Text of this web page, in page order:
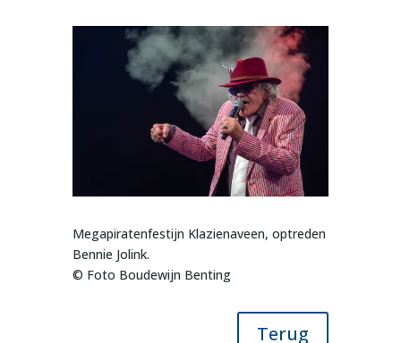
Megapiratenfestijn Klazienaveen, optreden
Bennie Jolink.
© Foto Boudewijn Benting
Terug